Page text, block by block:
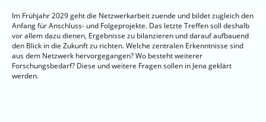
Im Frühjahr 2029 geht die Netzwerkarbeit zuende und bildet zugleich den
Anfang für Anschluss- und Folgeprojekte. Das letzte Treffen soll deshalb
vor allem dazu dienen, Ergebnisse zu bilanzieren und darauf aufbauend
den Blick in die Zukunft zu richten. Welche zentralen Erkenntnisse sind
aus dem Netzwerk hervorgegangen? Wo besteht weiterer
Forschungsbedarf? Diese und weitere Fragen sollen in Jena geklärt
werden.